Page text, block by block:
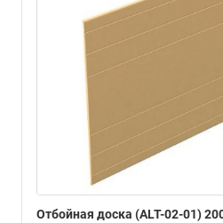
Отбойная доска (ALT-02-01)